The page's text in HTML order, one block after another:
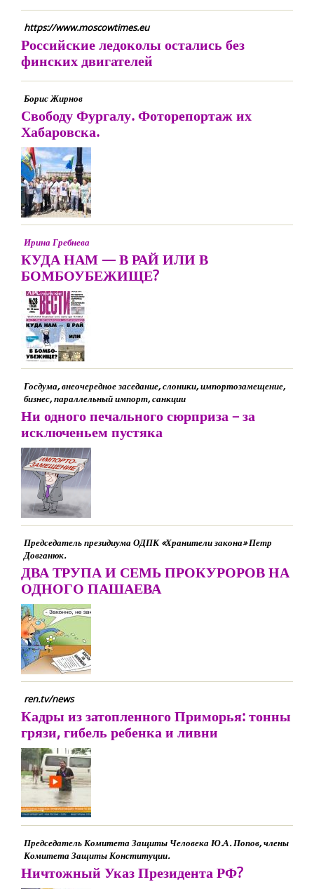
https://www.moscowtimes.eu
Российские ледоколы остались без
финских двигателей
Борис Жирнов
Свободу Фургалу. Фоторепортаж их
Хабаровска.
Ирина Гребнева
КУДА НАМ — В РАЙ ИЛИ В
БОМБОУБЕЖИЩЕ?
Госдума, внеочередное заседание, слоники, импортозамещение,
бизнес, параллельный импорт, санкции
Ни одного печального сюрприза – за
исключеньем пустяка
Председатель президиума ОДПК «Хранители закона» Петр
Довганюк.
ДВА ТРУПА И СЕМЬ ПРОКУРОРОВ НА
ОДНОГО ПАШАЕВА
ren.tv/news
Кадры из затопленного Приморья: тонны
грязи, гибель ребенка и ливни
Председатель Комитета Защиты Человека Ю.А. Попов, члены
Комитета Защиты Конституции.
Ничтожный Указ Президента РФ?